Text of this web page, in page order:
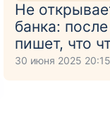
Не
банка:
пишет, что
30 июня 2025 20:15